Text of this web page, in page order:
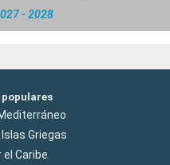
- 2028
Griegas
Caribe